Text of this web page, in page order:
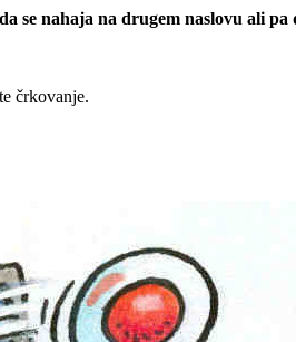
se nahaja na drugem naslovu ali pa
črkovanje.